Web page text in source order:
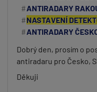
ANTIRADARY
NASTAVENÍ
ANTIRADARY
Dobrý den, prosím o
antiradaru pro Česko,
Děkuji